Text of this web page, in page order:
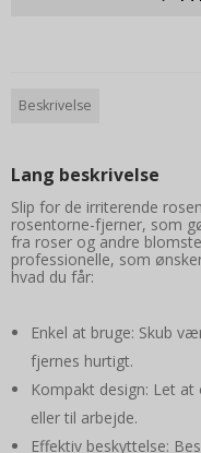
Beskrivelse
Lang beskrivelse
Slip for de irriterende
rosentorne-fjerner, som
fra roser og andre
professionelle, som
hvad du får:
Enkel at bruge: Skub
fjernes hurtigt.
Kompakt design: Let
eller til arbejde.
Effektiv beskyttelse: